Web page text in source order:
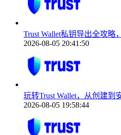
Trust Wallet私钥导出全攻
2026-08-05 20:41:50
玩转Trust Wallet，从创建到
2026-08-05 19:58:44